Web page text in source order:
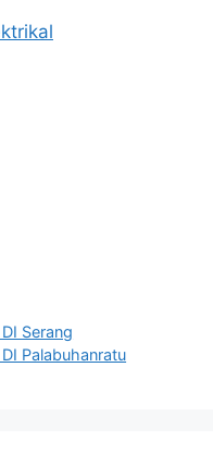
Serang
Palabuhanratu